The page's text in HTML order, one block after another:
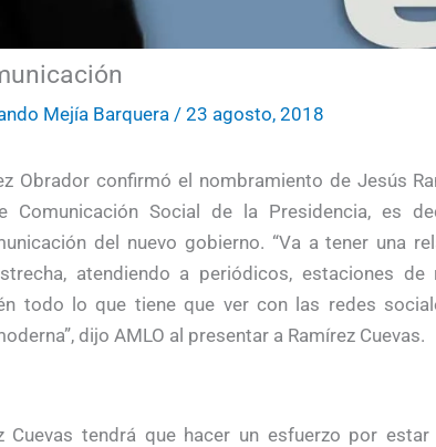
Mejía Barquera / 23 agosto, 2018
Obrador confirmó el nombramiento de Jesús
Comunicación Social de la Presidencia, es
del nuevo gobierno. “Va a tener una
atendiendo a periódicos, estaciones de
todo lo que tiene que ver con las redes
dijo AMLO al presentar a Ramírez Cuevas.
Cuevas tendrá que hacer un esfuerzo por estar